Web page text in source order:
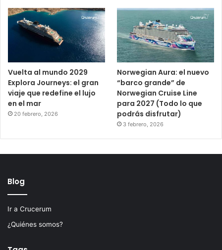
Vuelta al mundo 2029
Explora Journeys: el gran
viaje que redefine el lujo
en el mar
20 febrero, 2026
Norwegian Aura: el nuevo
“barco grande” de
Norwegian Cruise Line
para 2027 (Todo lo que
podrás disfrutar)
3 febrero, 2026
Blog
Ir a Crucerum
¿Quiénes somos?